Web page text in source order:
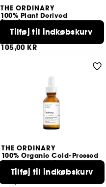
THE ORDINARY
100% Plant Derived
Squalane
Serum
105,00 KR
Tilføj til indkøbskurv
THE ORDINARY
100% Organic Cold-Pressed
Rose Hip Seed Oil
60
105,00 KR
Tilføj til indkøbskurv